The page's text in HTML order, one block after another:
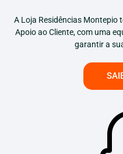
A Loja Residências Montepio
Apoio ao Cliente, com uma
garantir a